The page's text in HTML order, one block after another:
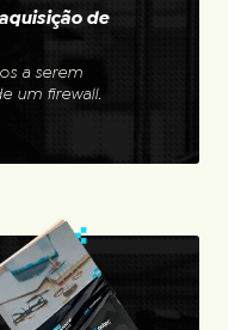
de
a serem
um firewall.